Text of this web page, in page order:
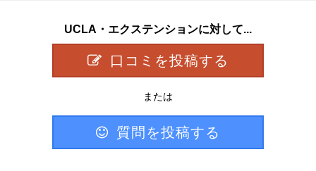
UCLA・エクステンションに対して...
口コミを投稿する
または
質問を投稿する